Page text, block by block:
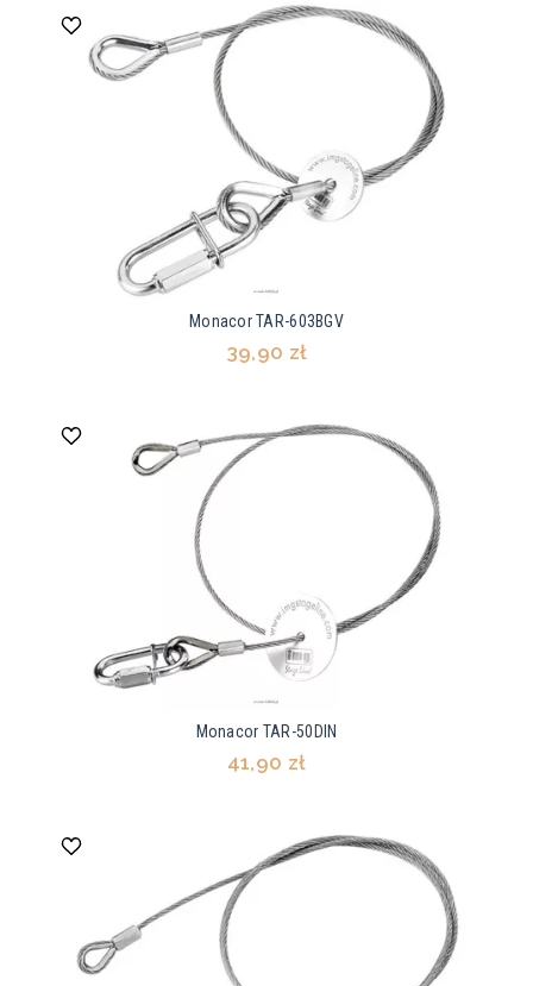
Monacor TAR-603BGV
39,90 zł
Monacor TAR-50DIN
41,90 zł